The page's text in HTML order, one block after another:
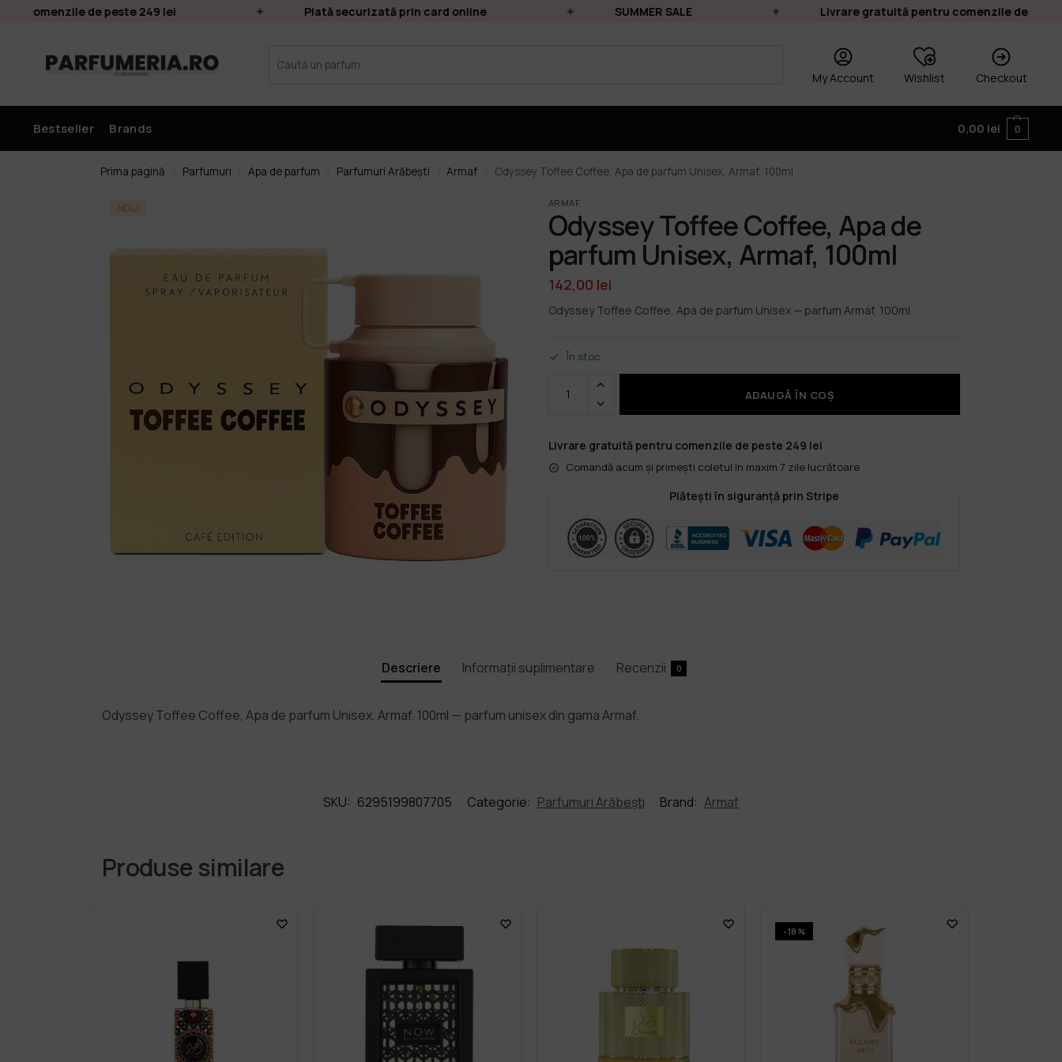
comenzile de peste 249 lei Plată securizată prin card online SUMMER SALE Livrare gratuită pentru comenzile de peste
My Account Wishlist Checkout
Bestseller Brands 0,00 lei 0
Prima pagină Parfumuri Apa de parfum Parfumuri Arăbești Armaf Odyssey Toffee Coffee, Apa de parfum Unisex, Armaf, 100ml
NOU! ARMAF
Odyssey Toffee Coffee, Apa de
parfum Unisex, Armaf, 100ml
142,00 lei
Odyssey Toffee Coffee, Apa de parfum Unisex — parfum Armaf, 100ml.
În stoc
ADAUGĂ ÎN COȘ
Livrare gratuită pentru comenzile de peste 249 lei
Comandă acum și primești coletul în maxim 7 zile lucrătoare
Plătești în siguranță prin Stripe
Descriere Informații suplimentare Recenzii 0
Odyssey Toffee Coffee, Apa de parfum Unisex, Armaf, 100ml — parfum unisex din gama Armaf.
SKU: 6295199807705 Categorie: Parfumuri Arăbești Brand: Armaf
Produse similare
-18%